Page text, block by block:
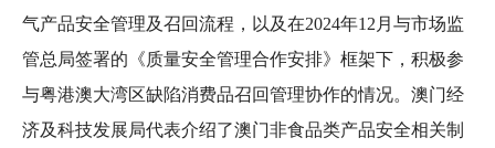
气产品安全管理及召回流程，以及在2024年12月与市场监
管总局签署的《质量安全管理合作安排》框架下，积极参
与粤港澳大湾区缺陷消费品召回管理协作的情况。澳门经
济及科技发展局代表介绍了澳门非食品类产品安全相关制